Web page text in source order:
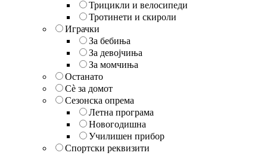
Трицикли и велосипеди
Тротинети и скироли
Играчки
За бебиња
За девојчиња
За момчиња
Останато
Сè за домот
Сезонска опрема
Летна програма
Новогодишна
Училишен прибор
Спортски реквизити